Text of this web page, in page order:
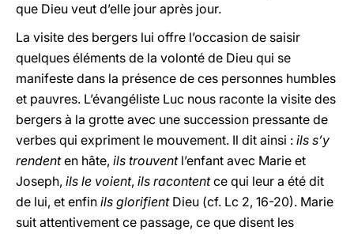
que Dieu veut d’elle jour après jour.
La visite des bergers lui offre l’occasion de saisir
quelques éléments de la volonté de Dieu qui se
manifeste dans la présence de ces personnes humbles
et pauvres. L’évangéliste Luc nous raconte la visite des
bergers à la grotte avec une succession pressante de
verbes qui expriment le mouvement. Il dit ainsi : ils s’y
rendenten hâte, ils trouventl’enfant avec Marie et
Joseph, ils le voient, ils racontentce qui leur a été dit
de lui, et enfin ils glorifientDieu (cf. Lc 2, 16-20). Marie
suit attentivement ce passage, ce que disent les